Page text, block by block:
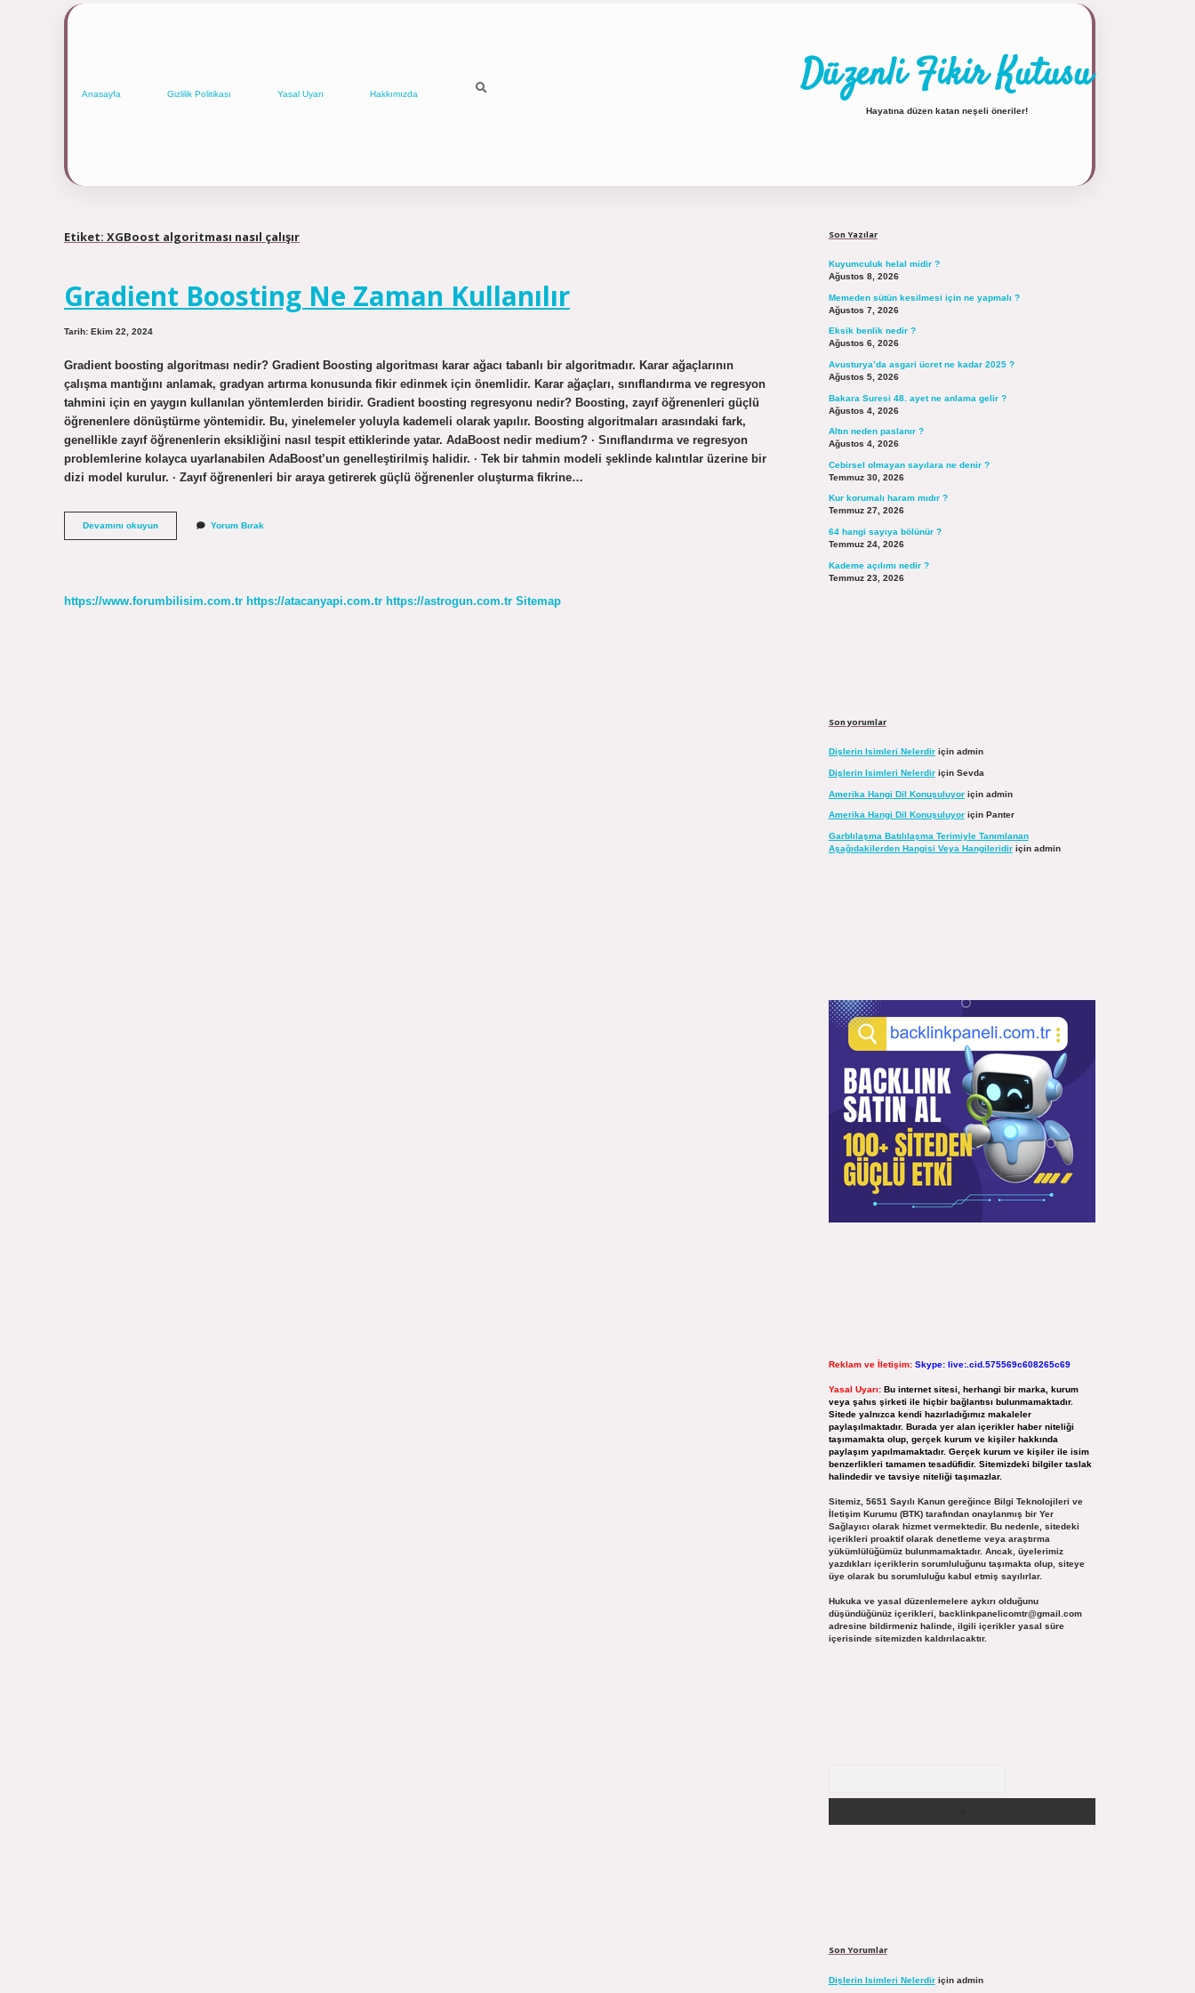
Anasayfa Gizlilik Politikası Yasal Uyarı Hakkımızda Düzenli Fikir Kutusu
Hayatına düzen katan neşeli öneriler!
Etiket: XGBoost algoritması nasıl çalışır
Gradient Boosting Ne Zaman Kullanılır
Tarih: Ekim 22, 2024
Gradient boosting algoritması nedir? Gradient Boosting algoritması karar ağacı tabanlı bir algoritmadır. Karar ağaçlarının
çalışma mantığını anlamak, gradyan artırma konusunda fikir edinmek için önemlidir. Karar ağaçları, sınıflandırma ve regresyon
tahmini için en yaygın kullanılan yöntemlerden biridir. Gradient boosting regresyonu nedir? Boosting, zayıf öğrenenleri güçlü
öğrenenlere dönüştürme yöntemidir. Bu, yinelemeler yoluyla kademeli olarak yapılır. Boosting algoritmaları arasındaki fark,
genellikle zayıf öğrenenlerin eksikliğini nasıl tespit ettiklerinde yatar. AdaBoost nedir medium? · Sınıflandırma ve regresyon
problemlerine kolayca uyarlanabilen AdaBoost’un genelleştirilmiş halidir. · Tek bir tahmin modeli şeklinde kalıntılar üzerine bir
dizi model kurulur. · Zayıf öğrenenleri bir araya getirerek güçlü öğrenenler oluşturma fikrine…
Devamını okuyunGradient
Boosting
Yorum Bırak
https://www.forumbilisim.com.tr https://atacanyapi.com.tr https://astrogun.com.tr Sitemap
Son Yazılar
Kuyumculuk helal midir ?
Ağustos 8, 2026
Memeden sütün kesilmesi için ne yapmalı ?
Ağustos 7, 2026
Eksik benlik nedir ?
Ağustos 6, 2026
Avusturya’da asgari ücret ne kadar 2025 ?
Ağustos 5, 2026
Bakara Suresi 48. ayet ne anlama gelir ?
Ağustos 4, 2026
Altın neden paslanır ?
Ağustos 4, 2026
Cebirsel olmayan sayılara ne denir ?
Temmuz 30, 2026
Kur korumalı haram mıdır ?
Temmuz 27, 2026
64 hangi sayıya bölünür ?
Temmuz 24, 2026
Kademe açılımı nedir ?
Temmuz 23, 2026
Son yorumlar
Dişlerin Isimleri Nelerdiriçin admin
Dişlerin Isimleri Nelerdiriçin Sevda
Amerika Hangi Dil Konuşuluyoriçin admin
Amerika Hangi Dil Konuşuluyoriçin Panter
Garblılaşma Batılılaşma Terimiyle Tanımlanan
Aşağıdakilerden Hangisi Veya Hangileridiriçin admin
Reklam ve İletişim: Skype: live:.cid.575569c608265c69
Yasal Uyarı: Bu internet sitesi, herhangi bir marka, kurum
veya şahıs şirketi ile hiçbir bağlantısı bulunmamaktadır.
Sitede yalnızca kendi hazırladığımız makaleler
paylaşılmaktadır. Burada yer alan içerikler haber niteliği
taşımamakta olup, gerçek kurum ve kişiler hakkında
paylaşım yapılmamaktadır. Gerçek kurum ve kişiler ile isim
benzerlikleri tamamen tesadüfidir. Sitemizdeki bilgiler taslak
halindedir ve tavsiye niteliği taşımazlar.
Sitemiz, 5651 Sayılı Kanun gereğince Bilgi Teknolojileri ve
İletişim Kurumu (BTK) tarafından onaylanmış bir Yer
Sağlayıcı olarak hizmet vermektedir. Bu nedenle, sitedeki
içerikleri proaktif olarak denetleme veya araştırma
yükümlülüğümüz bulunmamaktadır. Ancak, üyelerimiz
yazdıkları içeriklerin sorumluluğunu taşımakta olup, siteye
üye olarak bu sorumluluğu kabul etmiş sayılırlar.
Hukuka ve yasal düzenlemelere aykırı olduğunu
düşündüğünüz içerikleri, backlinkpanelicomtr@gmail.com
adresine bildirmeniz halinde, ilgili içerikler yasal süre
içerisinde sitemizden kaldırılacaktır.
Son Yorumlar
Dişlerin Isimleri Nelerdiriçin admin